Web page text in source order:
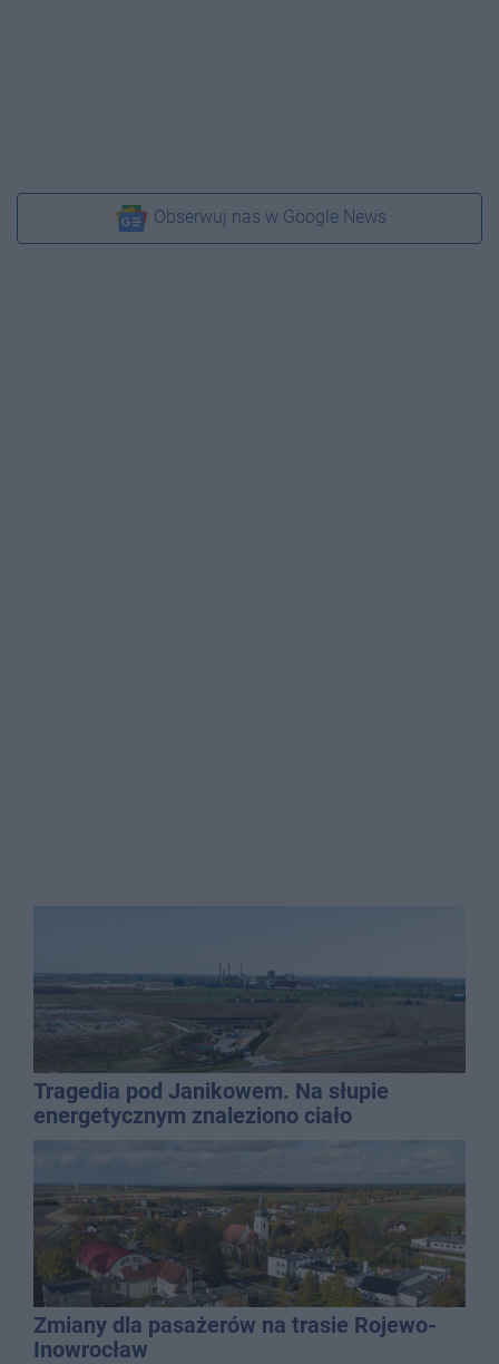
Obserwuj nas w Google News
Tragedia pod Janikowem. Na słupie
energetycznym znaleziono ciało
mężczyzny
Zmiany dla pasażerów na trasie Rojewo-
Inowrocław